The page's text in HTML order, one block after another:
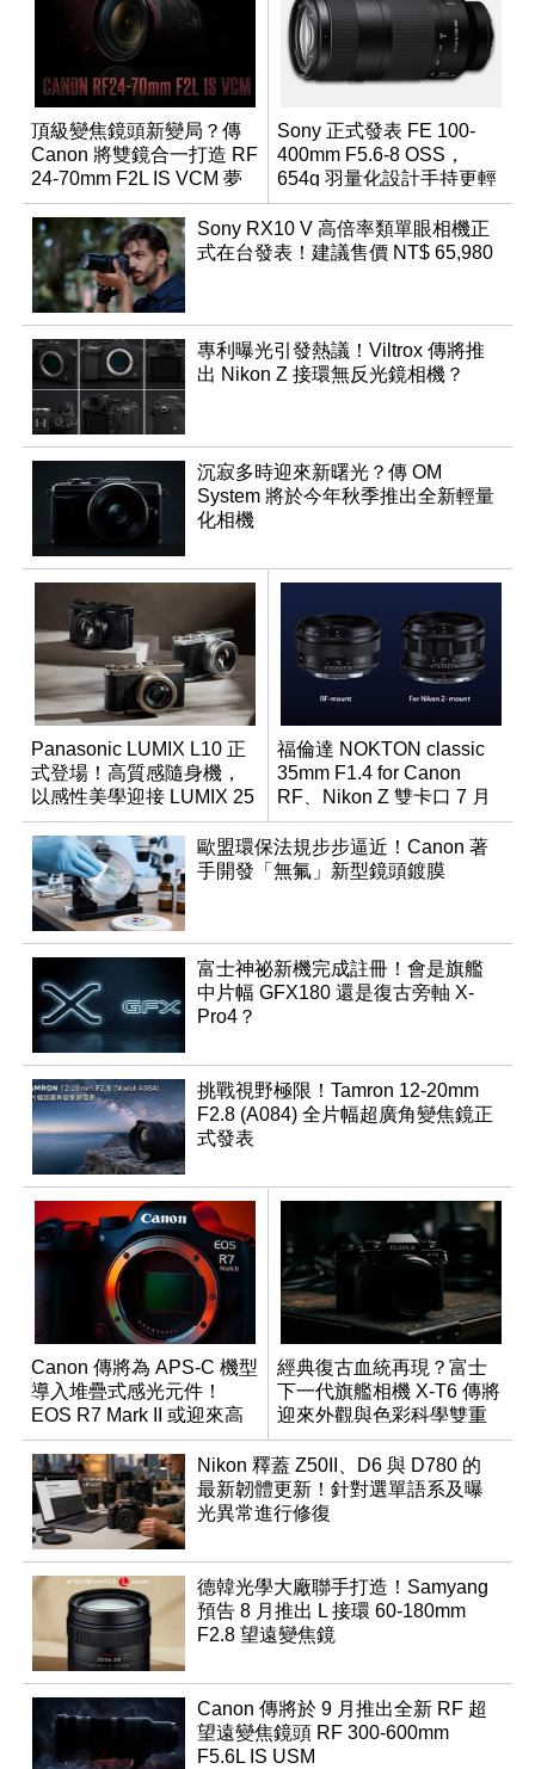
頂級變焦鏡頭新變局？傳
Canon 將雙鏡合一打造 RF
24-70mm F2L IS VCM 夢
幻規格
Sony 正式發表 FE 100-
400mm F5.6-8 OSS，
654g 羽量化設計手持更輕
鬆
Sony RX10 V 高倍率類單眼相機正
式在台發表！建議售價 NT$ 65,980
專利曝光引發熱議！Viltrox 傳將推
出 Nikon Z 接環無反光鏡相機？
沉寂多時迎來新曙光？傳 OM
System 將於今年秋季推出全新輕量
化相機
Panasonic LUMIX L10 正
式登場！高質感隨身機，
以感性美學迎接 LUMIX 25
週年
福倫達 NOKTON classic
35mm F1.4 for Canon
RF、Nikon Z 雙卡口 7 月
同步登台
歐盟環保法規步步逼近！Canon 著
手開發「無氟」新型鏡頭鍍膜
富士神祕新機完成註冊！會是旗艦
中片幅 GFX180 還是復古旁軸 X-
Pro4？
挑戰視野極限！Tamron 12-20mm
F2.8 (A084) 全片幅超廣角變焦鏡正
式發表
Canon 傳將為 APS-C 機型
導入堆疊式感光元件！
EOS R7 Mark II 或迎來高
速讀出升級
經典復古血統再現？富士
下一代旗艦相機 X-T6 傳將
迎來外觀與色彩科學雙重
優化
Nikon 釋蓋 Z50II、D6 與 D780 的
最新韌體更新！針對選單語系及曝
光異常進行修復
德韓光學大廠聯手打造！Samyang
預告 8 月推出 L 接環 60-180mm
F2.8 望遠變焦鏡
Canon 傳將於 9 月推出全新 RF 超
望遠變焦鏡頭 RF 300-600mm
F5.6L IS USM